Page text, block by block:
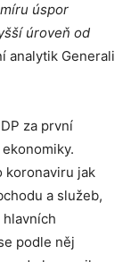
úspor
úroveň od
analytik Generali
za první
koronaviru jak
a služeb,
podle něj